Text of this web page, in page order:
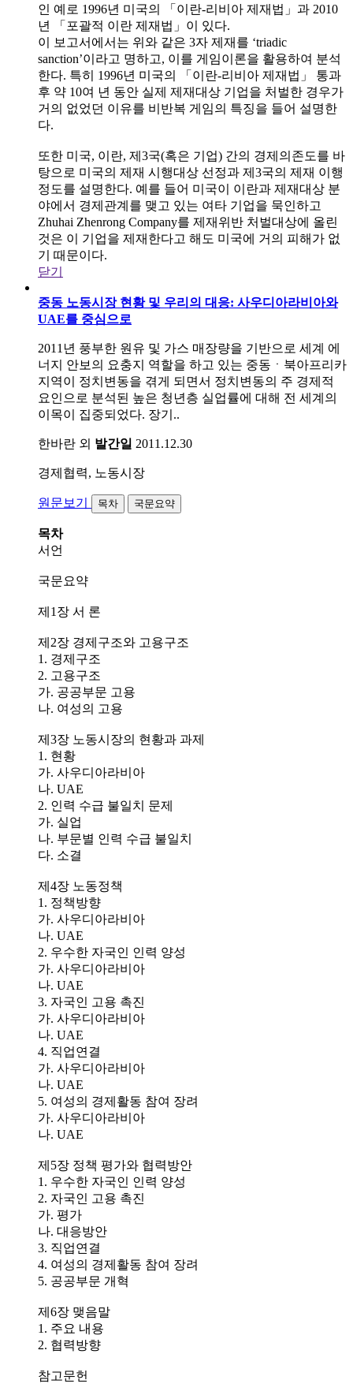
인 예로 1996년 미국의 「이란-리비아 제재법」과 2010
년 「포괄적 이란 제재법」이 있다.
이 보고서에서는 위와 같은 3자 제재를 ‘triadic
sanction’이라고 명하고, 이를 게임이론을 활용하여 분석
한다. 특히 1996년 미국의 「이란-리비아 제재법」 통과
후 약 10여 년 동안 실제 제재대상 기업을 처벌한 경우가
거의 없었던 이유를 비반복 게임의 특징을 들어 설명한
다.
또한 미국, 이란, 제3국(혹은 기업) 간의 경제의존도를 바
탕으로 미국의 제재 시행대상 선정과 제3국의 제재 이행
정도를 설명한다. 예를 들어 미국이 이란과 제재대상 분
야에서 경제관계를 맺고 있는 여타 기업을 묵인하고
Zhuhai Zhenrong Company를 제재위반 처벌대상에 올린
것은 이 기업을 제재한다고 해도 미국에 거의 피해가 없
기 때문이다.
닫기
중동 노동시장 현황 및 우리의 대응: 사우디아라비아와
UAE를 중심으로
2011년 풍부한 원유 및 가스 매장량을 기반으로 세계 에
너지 안보의 요충지 역할을 하고 있는 중동ㆍ북아프리카
지역이 정치변동을 겪게 되면서 정치변동의 주 경제적
요인으로 분석된 높은 청년층 실업률에 대해 전 세계의
이목이 집중되었다. 장기..
한바란 외 발간일 2011.12.30
경제협력, 노동시장
원문보기 목차 국문요약
목차
서언
국문요약
제1장 서 론
제2장 경제구조와 고용구조
1. 경제구조
2. 고용구조
가. 공공부문 고용
나. 여성의 고용
제3장 노동시장의 현황과 과제
1. 현황
가. 사우디아라비아
나. UAE
2. 인력 수급 불일치 문제
가. 실업
나. 부문별 인력 수급 불일치
다. 소결
제4장 노동정책
1. 정책방향
가. 사우디아라비아
나. UAE
2. 우수한 자국인 인력 양성
가. 사우디아라비아
나. UAE
3. 자국인 고용 촉진
가. 사우디아라비아
나. UAE
4. 직업연결
가. 사우디아라비아
나. UAE
5. 여성의 경제활동 참여 장려
가. 사우디아라비아
나. UAE
제5장 정책 평가와 협력방안
1. 우수한 자국인 인력 양성
2. 자국인 고용 촉진
가. 평가
나. 대응방안
3. 직업연결
4. 여성의 경제활동 참여 장려
5. 공공부문 개혁
제6장 맺음말
1. 주요 내용
2. 협력방향
참고문헌